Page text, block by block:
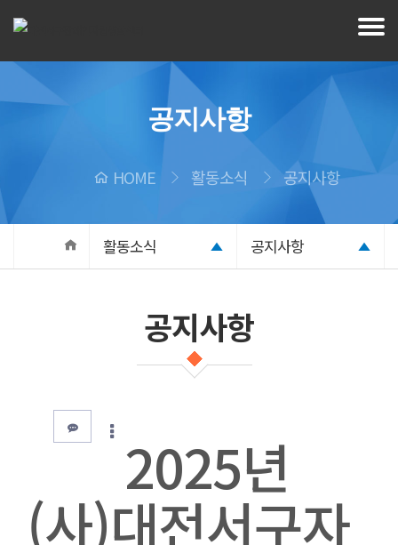
공지사항
HOME 활동소식 공지사항
활동소식 공지사항
공지사항
2025년
(사)대전서구자